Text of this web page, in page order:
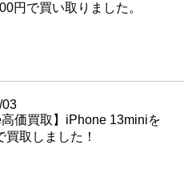
円で買い取りました。
03
高価買取】iPhone 13miniを
買取しました！